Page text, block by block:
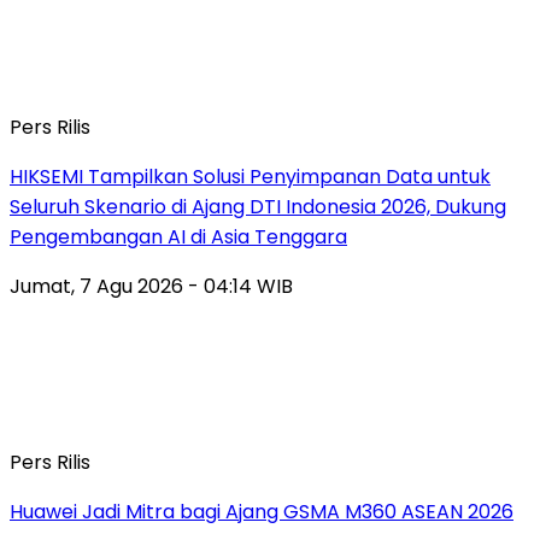
Pers Rilis
HIKSEMI Tampilkan Solusi Penyimpanan Data untuk
Seluruh Skenario di Ajang DTI Indonesia 2026, Dukung
Pengembangan AI di Asia Tenggara
Jumat, 7 Agu 2026 - 04:14 WIB
Pers Rilis
Huawei Jadi Mitra bagi Ajang GSMA M360 ASEAN 2026